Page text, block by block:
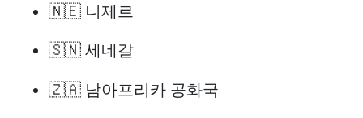
🇳🇪 니제르
🇸🇳 세네갈
🇿🇦 남아프리카 공화국